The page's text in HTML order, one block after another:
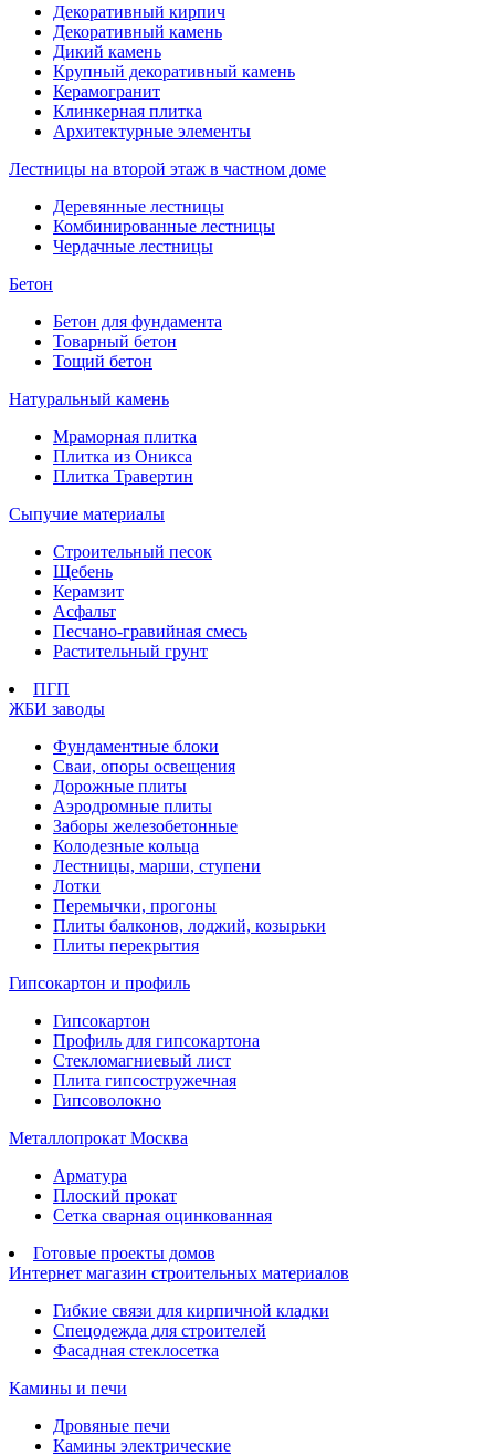
Декоративный кирпич
Декоративный камень
Дикий камень
Крупный декоративный камень
Керамогранит
Клинкерная плитка
Архитектурные элементы
Лестницы на второй этаж в частном доме
Деревянные лестницы
Комбинированные лестницы
Чердачные лестницы
Бетон
Бетон для фундамента
Товарный бетон
Тощий бетон
Натуральный камень
Мраморная плитка
Плитка из Оникса
Плитка Травертин
Сыпучие материалы
Строительный песок
Щебень
Керамзит
Асфальт
Песчано-гравийная смесь
Растительный грунт
ПГП
ЖБИ заводы
Фундаментные блоки
Сваи, опоры освещения
Дорожные плиты
Аэродромные плиты
Заборы железобетонные
Колодезные кольца
Лестницы, марши, ступени
Лотки
Перемычки, прогоны
Плиты балконов, лоджий, козырьки
Плиты перекрытия
Гипсокартон и профиль
Гипсокартон
Профиль для гипсокартона
Стекломагниевый лист
Плита гипсостружечная
Гипсоволокно
Металлопрокат Москва
Арматура
Плоский прокат
Сетка сварная оцинкованная
Готовые проекты домов
Интернет магазин строительных материалов
Гибкие связи для кирпичной кладки
Спецодежда для строителей
Фасадная стеклосетка
Камины и печи
Дровяные печи
Камины электрические